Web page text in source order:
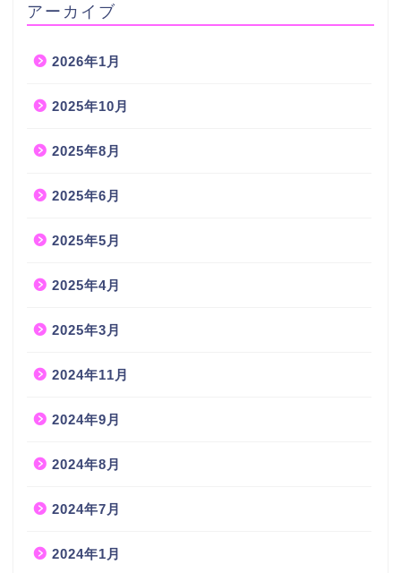
アーカイブ
2026年1月
2025年10月
2025年8月
2025年6月
2025年5月
2025年4月
2025年3月
2024年11月
2024年9月
2024年8月
2024年7月
2024年1月